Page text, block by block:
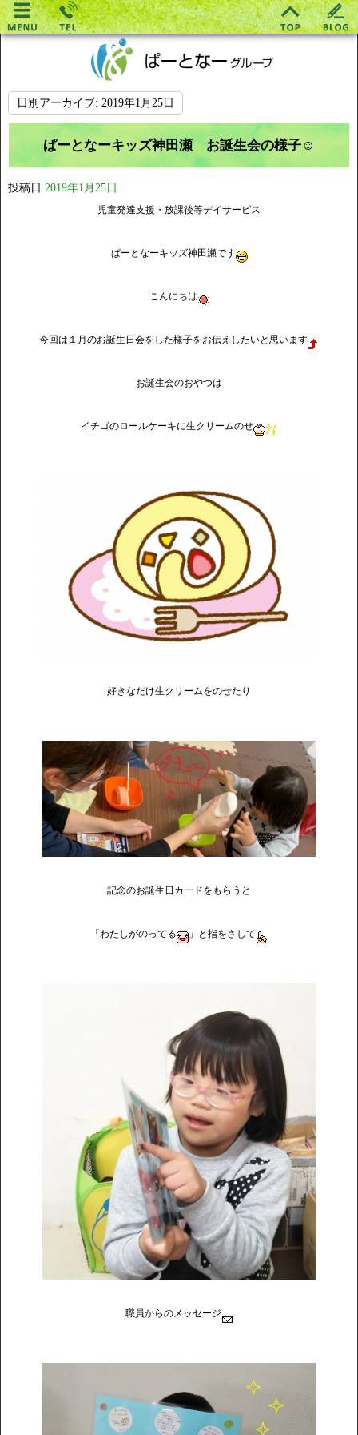
日別アーカイブ: 2019年1月25日
ぱーとなーキッズ神田瀬 お誕生会の様子☺
投稿日 2019年1月25日
児童発達支援・放課後等デイサービス
ぱーとなーキッズ神田瀬です
こんにちは
今回は１月のお誕生日会をした様子をお伝えしたいと思います
お誕生会のおやつは
イチゴのロールケーキに生クリームのせ
好きなだけ生クリームをのせたり
記念のお誕生日カードをもらうと
「わたしがのってる 」と指をさして
職員からのメッセージ